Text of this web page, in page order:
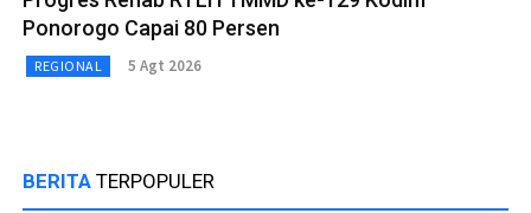
Ponorogo Capai 80 Persen
REGIONAL 5 Agt 2026
BERITA TERPOPULER